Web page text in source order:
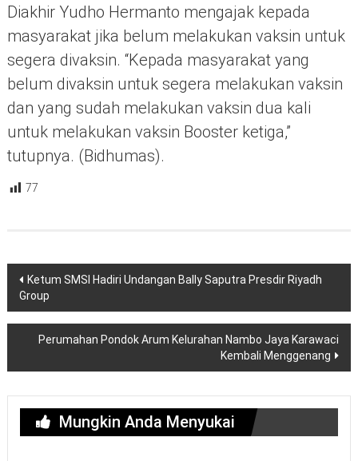
Diakhir Yudho Hermanto mengajak kepada
masyarakat jika belum melakukan vaksin untuk
segera divaksin. “Kepada masyarakat yang
belum divaksin untuk segera melakukan vaksin
dan yang sudah melakukan vaksin dua kali
untuk melakukan vaksin Booster ketiga,”
tutupnya. (Bidhumas).
77
Navigasi
pos
Ketum SMSI Hadiri Undangan Bally Saputra Presdir Riyadh
Group
Perumahan Pondok Arum Kelurahan Nambo Jaya Karawaci
Kembali Menggenang
Mungkin Anda Menyukai